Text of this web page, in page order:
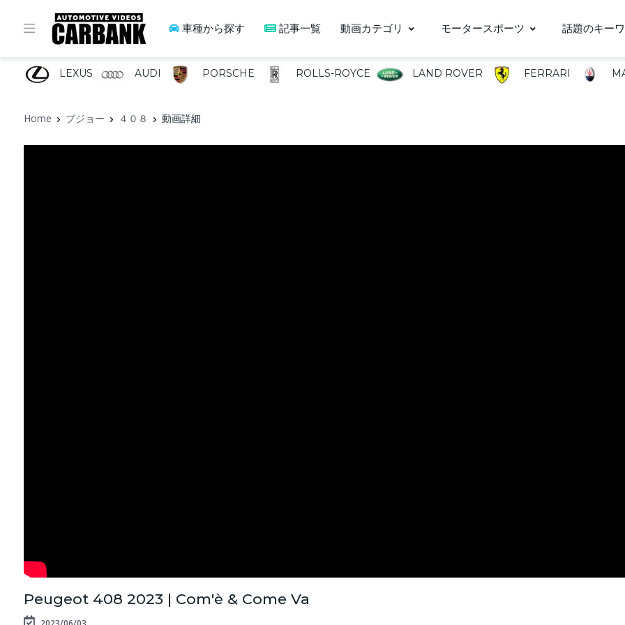
車種から探す 記事一覧 動画カテゴリ モータースポーツ 話題のキー
LEXUS AUDI PORSCHE ROLLS-ROYCE LAND ROVER FERRARI
Home プジョー ４０８ 動画詳細
Peugeot 408 2023 | Com'è & Come Va